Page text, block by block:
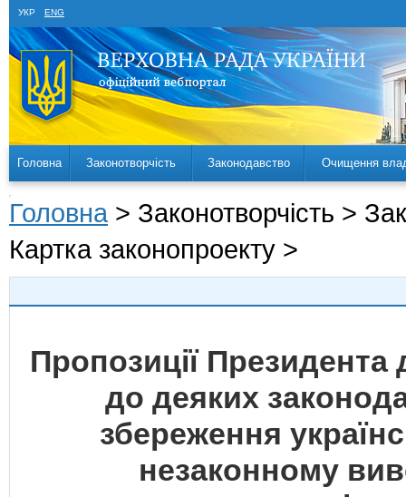
УКР ENG
Головна Законотворчість Законодавство Очищення
Головна > Законотворчість >
Картка законопроекту >
Пропозиції
до деяких
збереження
незаконному